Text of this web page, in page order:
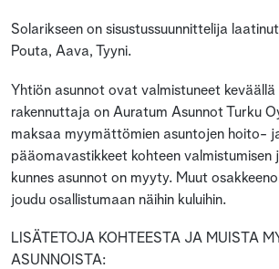
Solarikseen on sisustussuunnittelija
Pouta, Aava, Tyyni.
Yhtiön asunnot ovat valmistuneet
rakennuttaja on Auratum Asunnot Turku
maksaa myymättömien asuntojen hoito-
pääomavastikkeet kohteen valmistumisen
kunnes asunnot on myyty. Muut
joudu osallistumaan näihin kuluihin.
LISÄTETOJA KOHTEESTA JA MUISTA
ASUNNOISTA: